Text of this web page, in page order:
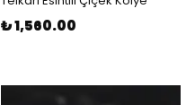
₺ 1,560.00